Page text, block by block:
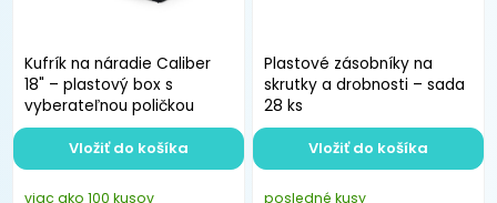
Kufrík na náradie Caliber
18" – plastový box s
vyberateľnou poličkou
viac ako 100 kusov
Vložiť do košíka
Plastové zásobníky na
skrutky a drobnosti – sada
28 ks
posledné kusy
Vložiť do košíka